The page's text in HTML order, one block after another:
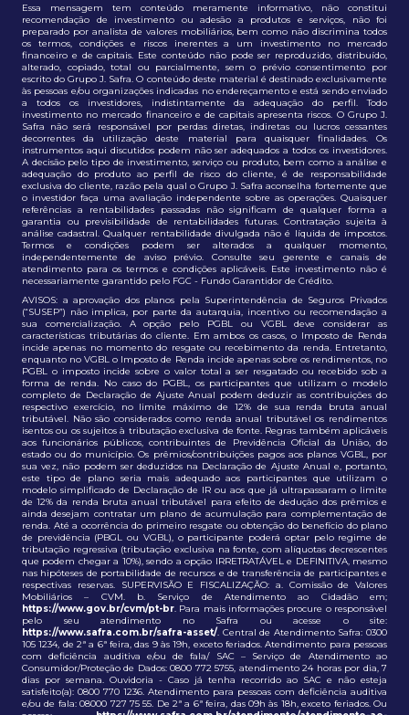
Essa mensagem tem conteúdo meramente informativo, não constitui
recomendação de investimento ou adesão a produtos e serviços, não foi
preparado por analista de valores mobiliários, bem como não discrimina todos
os termos, condições e riscos inerentes a um investimento no mercado
financeiro e de capitais. Este conteúdo não pode ser reproduzido, distribuído,
alterado, copiado, total ou parcialmente, sem o prévio consentimento por
escrito do Grupo J. Safra. O conteúdo deste material é destinado exclusivamente
às pessoas e/ou organizações indicadas no endereçamento e está sendo enviado
a todos os investidores, indistintamente da adequação do perfil. Todo
investimento no mercado financeiro e de capitais apresenta riscos. O Grupo J.
Safra não será responsável por perdas diretas, indiretas ou lucros cessantes
decorrentes da utilização deste material para quaisquer finalidades. Os
instrumentos aqui discutidos podem não ser adequados a todos os investidores.
A decisão pelo tipo de investimento, serviço ou produto, bem como a análise e
adequação do produto ao perfil de risco do cliente, é de responsabilidade
exclusiva do cliente, razão pela qual o Grupo J. Safra aconselha fortemente que
o investidor faça uma avaliação independente sobre as operações. Quaisquer
referências a rentabilidades passadas não significam de qualquer forma a
garantia ou previsibilidade de rentabilidades futuras. Contratação sujeita à
análise cadastral. Qualquer rentabilidade divulgada não é líquida de impostos.
Termos e condições podem ser alterados a qualquer momento,
independentemente de aviso prévio. Consulte seu gerente e canais de
atendimento para os termos e condições aplicáveis. Este investimento não é
necessariamente garantido pelo FGC - Fundo Garantidor de Crédito.
AVISOS: a aprovação dos planos pela Superintendência de Seguros Privados
(“SUSEP”) não implica, por parte da autarquia, incentivo ou recomendação a
sua comercialização. A opção pelo PGBL ou VGBL deve considerar as
características tributárias do cliente. Em ambos os casos, o Imposto de Renda
incide apenas no momento do resgate ou recebimento da renda. Entretanto,
enquanto no VGBL o Imposto de Renda incide apenas sobre os rendimentos, no
PGBL o imposto incide sobre o valor total a ser resgatado ou recebido sob a
forma de renda. No caso do PGBL, os participantes que utilizam o modelo
completo de Declaração de Ajuste Anual podem deduzir as contribuições do
respectivo exercício, no limite máximo de 12% de sua renda bruta anual
tributável. Não são considerados como renda anual tributável os rendimentos
isentos ou os sujeitos à tributação exclusiva de fonte. Regras também aplicáveis
aos funcionários públicos, contribuintes de Previdência Oficial da União, do
estado ou do município. Os prêmios/contribuições pagos aos planos VGBL, por
sua vez, não podem ser deduzidos na Declaração de Ajuste Anual e, portanto,
este tipo de plano seria mais adequado aos participantes que utilizam o
modelo simplificado de Declaração de IR ou aos que já ultrapassaram o limite
de 12% da renda bruta anual tributável para efeito de dedução dos prêmios e
ainda desejam contratar um plano de acumulação para complementação de
renda. Até a ocorrência do primeiro resgate ou obtenção do benefício do plano
de previdência (PBGL ou VGBL), o participante poderá optar pelo regime de
tributação regressiva (tributação exclusiva na fonte, com alíquotas decrescentes
que podem chegar a 10%), sendo a opção IRRETRATÁVEL e DEFINITIVA, mesmo
nas hipóteses de portabilidade de recursos e de transferência de participantes e
respectivas reservas. SUPERVISÃO E FISCALIZAÇÃO: a. Comissão de Valores
Mobiliários – CVM. b. Serviço de Atendimento ao Cidadão em;
https://www.gov.br/cvm/pt-br. Para mais informações procure o responsável
pelo seu atendimento no Safra ou acesse o site:
https://www.safra.com.br/safra-asset/. Central de Atendimento Safra: 0300
105 1234, de 2ª a 6ª feira, das 9 às 19h, exceto feriados. Atendimento para pessoas
com deficiência auditiva e/ou de fala/ SAC – Serviço de Atendimento ao
Consumidor/Proteção de Dados: 0800 772 5755, atendimento 24 horas por dia, 7
dias por semana. Ouvidoria - Caso já tenha recorrido ao SAC e não esteja
satisfeito(a): 0800 770 1236. Atendimento para pessoas com deficiência auditiva
e/ou de fala: 08000 727 75 55. De 2ª a 6ª feira, das 09h às 18h, exceto feriados. Ou